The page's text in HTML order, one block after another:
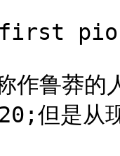
first
鲁莽的
是从现